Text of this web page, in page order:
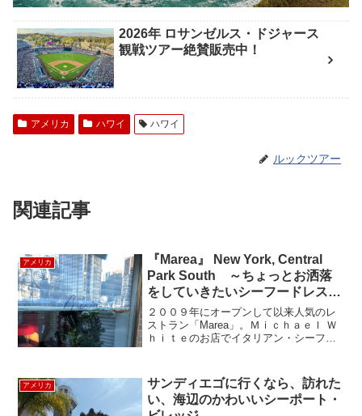
2026年 ロサンゼルス・ドジャース
観戦ツアー絶賛販売中！
アメリカ ハワイ ハワイ
ルックツアー
関連記事
アメリカ
『Marea』 New York, Central
Park South ～ちょっとお洒落
をしていきたいシーフードレスト
ラン～
２００９年にオープンして以来人気のレ
ストラン「Marea」。Ｍｉｃｈａｅｌ Ｗ
ｈｉｔｅのお店でイタリアン・シーフー
すぐ。週末の昼間ですがほぼ満席！人気
なのが伺えます。予...
アメリカ
サンディエゴに行くなら、訪れた
い、海辺のかわいいシーポート・